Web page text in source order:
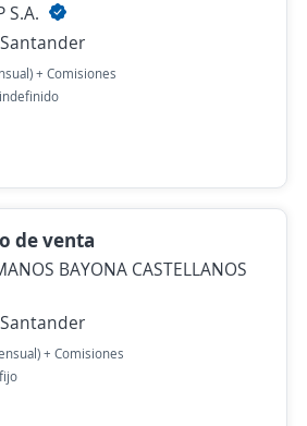
S.A.
+ Comisiones
de venta
BAYONA CASTELLANOS
+ Comisiones